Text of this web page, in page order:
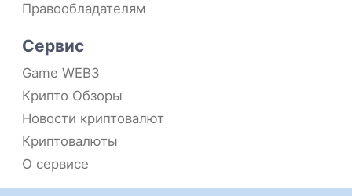
Правообладателям
Сервис
Game WEB3
Крипто Обзоры
Новости криптовалют
Криптовалюты
О сервисе